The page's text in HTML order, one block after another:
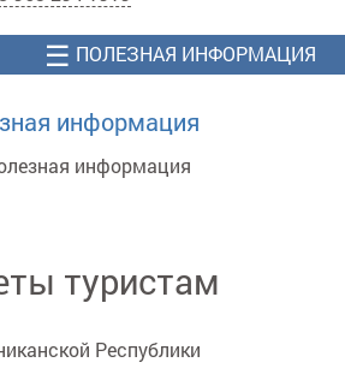
☰ ПОЛЕЗНАЯ ИНФОРМАЦИЯ
информация
информация
туристам
Республики